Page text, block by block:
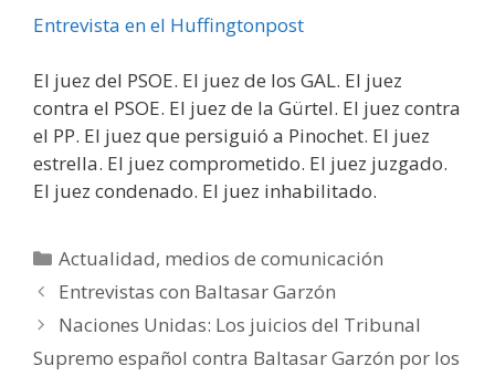
Entrevista en el Huffingtonpost
El juez del PSOE. El juez de los GAL. El juez
contra el PSOE. El juez de la Gürtel. El juez contra
el PP. El juez que persiguió a Pinochet. El juez
estrella. El juez comprometido. El juez juzgado.
El juez condenado. El juez inhabilitado.
Categorías
Actualidad, medios de comunicación
Entrevistas con Baltasar Garzón
Naciones Unidas: Los juicios del Tribunal
Supremo español contra Baltasar Garzón por los